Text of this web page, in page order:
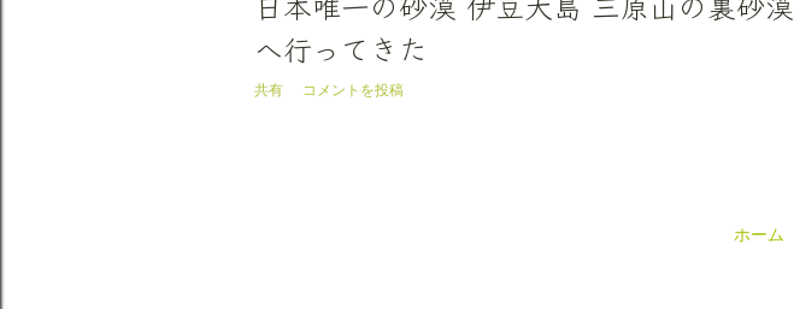
へ行ってきた
共有 コメントを投稿
ホーム